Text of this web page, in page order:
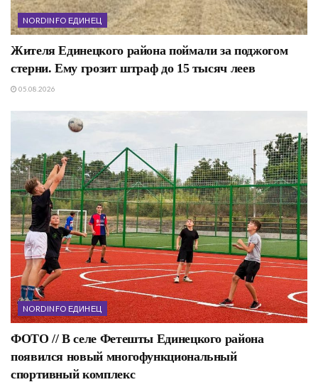
NORDINFO ЕДИНЕЦ
Жителя Единецкого района поймали за поджогом
стерни. Ему грозит штраф до 15 тысяч леев
05.08.2026
NORDINFO ЕДИНЕЦ
ФОТО // В селе Фетешты Единецкого района
появился новый многофункциональный
спортивный комплекс